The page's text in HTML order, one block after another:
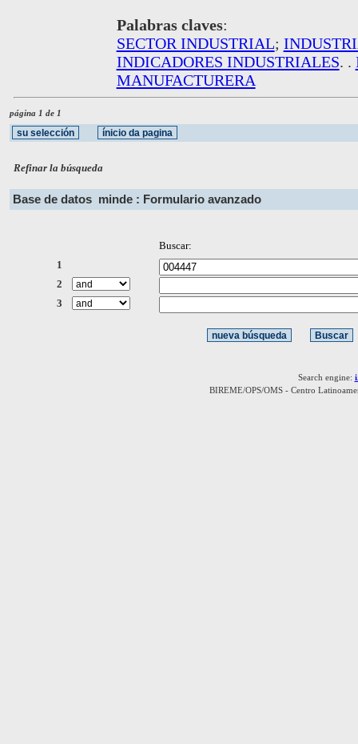
Palabras claves:
SECTOR INDUSTRIAL;
INDICADORES INDUSTRIALES. .
MANUFACTURERA
página 1 de 1
Refinar la búsqueda
Base de datos minde : Formulario avanzado
Buscar:
1
2
3
Search engine:
BIREME/OPS/OMS - Centro